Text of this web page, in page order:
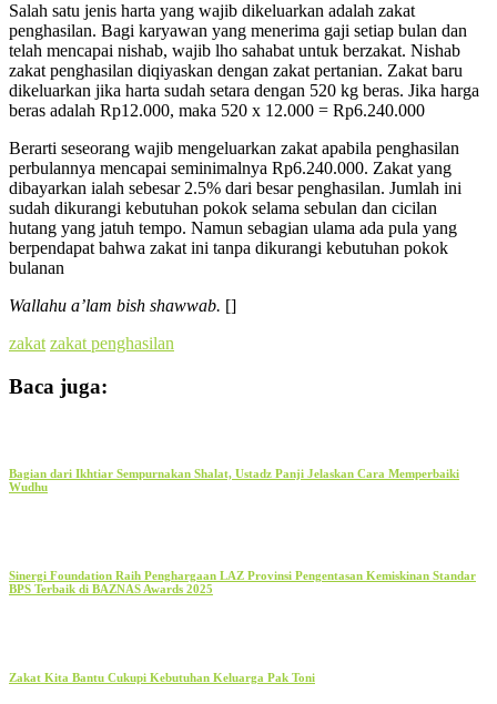
Salah satu jenis harta yang wajib dikeluarkan adalah zakat
penghasilan. Bagi karyawan yang menerima gaji setiap bulan dan
telah mencapai nishab, wajib lho sahabat untuk berzakat. Nishab
zakat penghasilan diqiyaskan dengan zakat pertanian. Zakat baru
dikeluarkan jika harta sudah setara dengan 520 kg beras. Jika harga
beras adalah Rp12.000, maka 520 x 12.000 = Rp6.240.000
Berarti seseorang wajib mengeluarkan zakat apabila penghasilan
perbulannya mencapai seminimalnya Rp6.240.000. Zakat yang
dibayarkan ialah sebesar 2.5% dari besar penghasilan. Jumlah ini
sudah dikurangi kebutuhan pokok selama sebulan dan cicilan
hutang yang jatuh tempo. Namun sebagian ulama ada pula yang
berpendapat bahwa zakat ini tanpa dikurangi kebutuhan pokok
bulanan
Wallahu a’lam bish shawwab. []
zakat zakat penghasilan
Baca juga:
Bagian dari Ikhtiar Sempurnakan Shalat, Ustadz Panji Jelaskan Cara Memperbaiki
Wudhu
Sinergi Foundation Raih Penghargaan LAZ Provinsi Pengentasan Kemiskinan Standar
BPS Terbaik di BAZNAS Awards 2025
Zakat Kita Bantu Cukupi Kebutuhan Keluarga Pak Toni